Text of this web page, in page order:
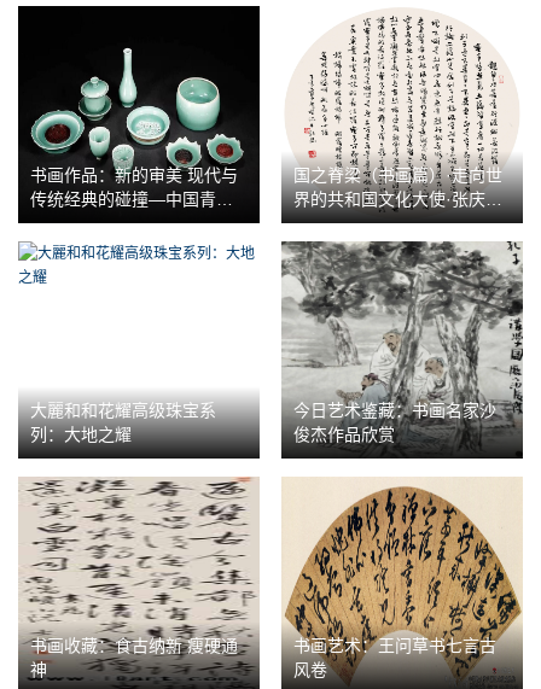
书画作品：新的审美 现代与
传统经典的碰撞—中国青瓷
全新的呈献
国之脊梁（书画篇）·走向世
界的共和国文化大使·张庆祥
作品展
大麗和和花耀高级珠宝系
列：大地之耀
今日艺术鉴藏：书画名家沙
俊杰作品欣赏
书画收藏：食古纳新 瘦硬通
神
书画艺术：王问草书七言古
风卷